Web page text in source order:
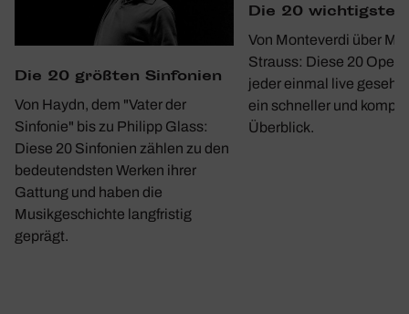
Die 20 größten Sinfo­nien
Von Haydn, dem "Vater der
Sinfonie" bis zu Philipp Glass:
Diese 20 Sinfonien zählen zu den
bedeutendsten Werken ihrer
Gattung und haben die
Musikgeschichte langfristig
geprägt.
Die 20
Von Monteverdi über
Strauss: Diese 20
jeder einmal live
ein schneller und
Überblick.